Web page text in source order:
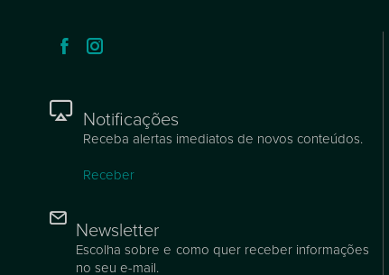
Notificações
Receba alertas imediatos de novos conteúdos.
Receber
Newsletter
Escolha sobre e como quer receber informações
no seu e-mail.